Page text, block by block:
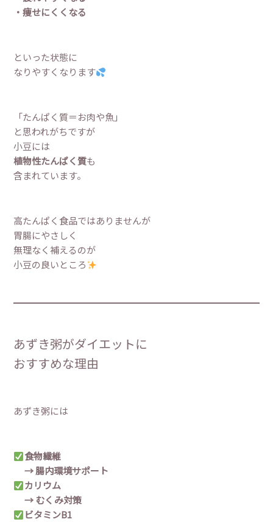
・痩せにくくなる
といった状態に
なりやすくなります
「たんぱく質＝お肉や魚」
と思われがちですが
小豆には
植物性たんぱく質も
含まれています。
高たんぱく食品ではありませんが
胃腸にやさしく
無理なく補えるのが
小豆の良いところ
あずき粥がダイエットに
おすすめな理由
あずき粥には
食物繊維
→ 腸内環境サポート
カリウム
→ むくみ対策
ビタミンB1